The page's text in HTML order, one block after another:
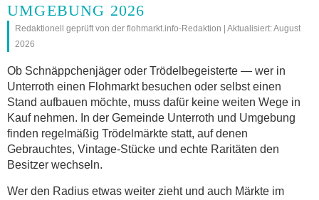
UMGEBUNG 2026
Redaktionell geprüft von der flohmarkt.info-Redaktion | Aktualisiert: August
2026
Ob Schnäppchenjäger oder Trödelbegeisterte — wer in
Unterroth einen Flohmarkt besuchen oder selbst einen
Stand aufbauen möchte, muss dafür keine weiten Wege in
Kauf nehmen. In der Gemeinde Unterroth und Umgebung
finden regelmäßig Trödelmärkte statt, auf denen
Gebrauchtes, Vintage-Stücke und echte Raritäten den
Besitzer wechseln.
Wer den Radius etwas weiter zieht und auch Märkte im